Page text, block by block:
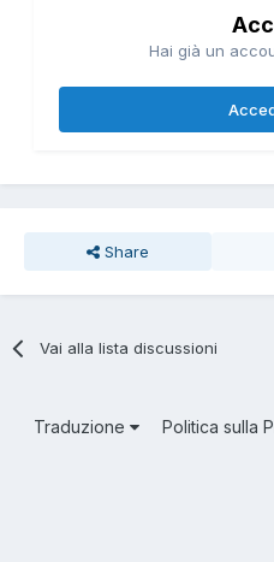
Hai già un
Share
Vai alla lista discussioni
Traduzione Politica sulla